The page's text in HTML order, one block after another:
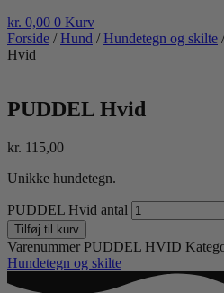
kr. 0,00 0 Kurv
Forside /Hund /Hundetegn og skilte
Hvid
PUDDEL Hvid
kr. 115,00
Unikke hundetegn.
PUDDEL Hvid antal
Tilføj til kurv
Varenummer PUDDEL HVID
Hundetegn og skilte